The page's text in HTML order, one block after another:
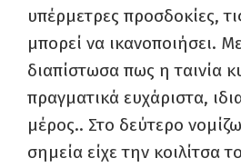
υπέρμετρες προσδοκίες,
μπορεί να ικανοποιήσει.
διαπίστωσα πως η ταινία
πραγματικά ευχάριστα,
μέρος.. Στο δεύτερο
σημεία είχε την κοιλίτσα